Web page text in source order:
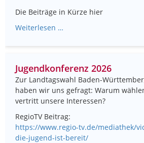
Die Beiträge in Kürze hier
Weiterlesen …
Jugendkonferenz 2026
Zur Landtagswahl Baden-
haben wir uns gefragt: Warum
vertritt unsere Interessen?
RegioTV Beitrag:
https://www.regio-tv.de/mediathek/
die-jugend-ist-bereit/